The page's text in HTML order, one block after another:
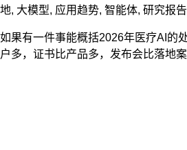
地, 大模型, 应用趋势, 智能体, 研究报告
如果有一件事能概括2026年医疗AI的
户多，证书比产品多，发布会比落地案